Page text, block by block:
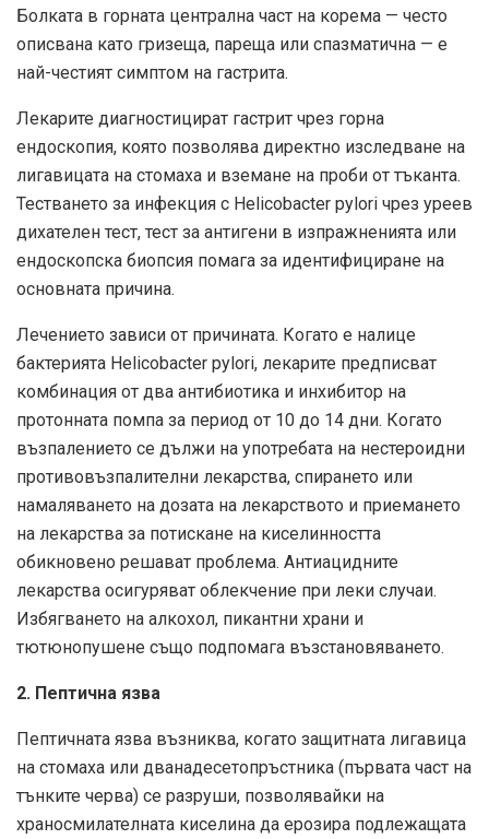
Болката в горната централна част на корема — често
описвана като гризеща, пареща или спазматична — е
най-честият симптом на гастрита.
Лекарите диагностицират гастрит чрез горна
ендоскопия, която позволява директно изследване на
лигавицата на стомаха и вземане на проби от тъканта.
Тестването за инфекция с Helicobacter pylori чрез уреев
дихателен тест, тест за антигени в изпражненията или
ендоскопска биопсия помага за идентифициране на
основната причина.
Лечението зависи от причината. Когато е налице
бактерията Helicobacter pylori, лекарите предписват
комбинация от два антибиотика и инхибитор на
протонната помпа за период от 10 до 14 дни. Когато
възпалението се дължи на употребата на нестероидни
противовъзпалителни лекарства, спирането или
намаляването на дозата на лекарството и приемането
на лекарства за потискане на киселинността
обикновено решават проблема. Антиацидните
лекарства осигуряват облекчение при леки случаи.
Избягването на алкохол, пикантни храни и
тютюнопушене също подпомага възстановяването.
2. Пептична язва
Пептичната язва възниква, когато защитната лигавица
на стомаха или дванадесетопръстника (първата част на
тънките черва) се разруши, позволявайки на
храносмилателната киселина да ерозира подлежащата